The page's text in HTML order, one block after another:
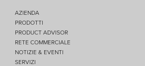
AZIENDA
PRODOTTI
PRODUCT ADVISOR
RETE COMMERCIALE
NOTIZIE & EVENTI
SERVIZI